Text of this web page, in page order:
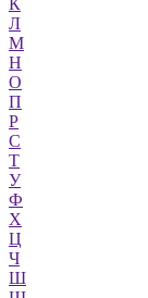
К
Л
М
Н
О
П
Р
С
Т
У
Ф
Х
Ц
Ч
Ш